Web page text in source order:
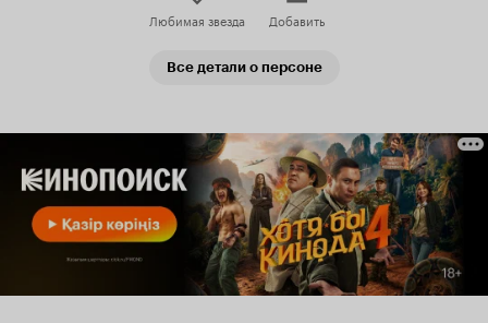
Любимая звезда Добавить
Все детали о персоне